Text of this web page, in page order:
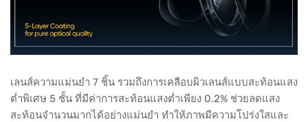
เลนส์ความแม่นยำ 7 ชิ้น รวมถึงการเคลือบผิวเลนส์แบบสะท้อนแสง
ต่ำพิเศษ 5 ชั้น ที่มีค่าการสะท้อนแสงต่ำเพียง 0.2% ช่วยลดแสง
สะท้อนจำนวนมากได้อย่างแม่นยำ ทำให้ภาพมีความโปร่งใสและ